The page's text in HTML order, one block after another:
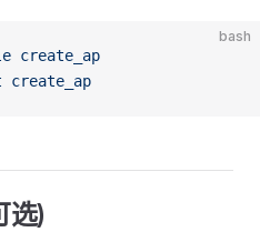
bash
create_ap
create_ap
选)